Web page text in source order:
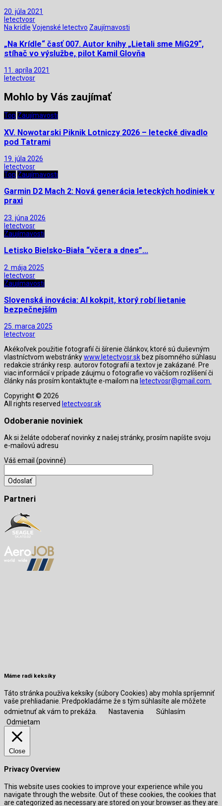
20. júla 2021
letectvosr
Na krídle Vojenské letectvo Zaujímavosti
„Na Krídle“ časť 007. Autor knihy „Lietali sme MiG29“,
stíhač vo výslužbe, pilot Kamil Glovňa
11. apríla 2021
letectvosr
Mohlo by Vás zaujímať
Top Zaujímavosti
XV. Nowotarski Piknik Lotniczy 2026 – letecké divadlo
pod Tatrami
19. júla 2026
letectvosr
Top Zaujímavosti
Garmin D2 Mach 2: Nová generácia leteckých hodiniek v
praxi
23. júna 2026
letectvosr
Zaujímavosti
Letisko Bielsko-Biała “včera a dnes”…
2. mája 2025
letectvosr
Zaujímavosti
Slovenská inovácia: AI kokpit, ktorý robí lietanie
bezpečnejším
25. marca 2025
letectvosr
Akékoľvek použitie fotografií či šírenie článkov, ktoré sú duševným
vlastníctvom webstránkywww.letectvosr.sk bez písomného súhlasu
redakcie stránky resp. autorov fotografií a textov je zakázané. Pre
viac informácií v prípade záujmu o fotografie vo väčšom rozlíšení či
články nás prosím kontaktujte e-mailom na letectvosr@gmail.com.
Copyright © 2026
All rights reserved letectvosr.sk
Odoberanie noviniek
Ak si želáte odoberať novinky z našej stránky, prosím napíšte svoju
e-mailovú adresu
Váš email (povinné)
Partneri
Máme radi keksíky
Táto stránka používa keksíky (súbory Cookies) aby mohla spríjemniť
vaše prehliadanie. Predpokladáme že s tým súhlasíte ale môžete
odmietnuť ak vám to prekáža.
Nastavenia
Súhlasím
Odmietam
Close
Privacy Overview
This website uses cookies to improve your experience while you
navigate through the website. Out of these cookies, the cookies that
are categorized as necessary are stored on your browser as they are